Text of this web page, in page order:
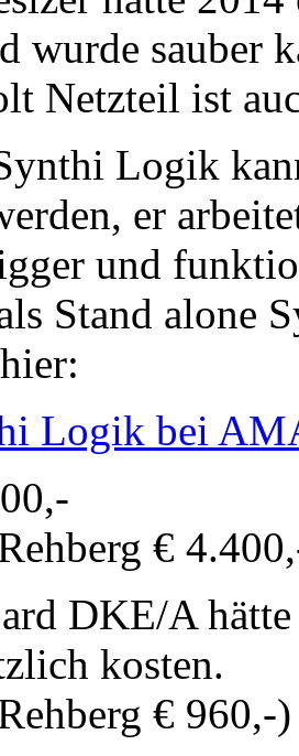
wurde sauber
Netzteil ist
Logik
er
und
Stand alone
Logik bei
€
DKE/A
kosten.
€ 960,-)